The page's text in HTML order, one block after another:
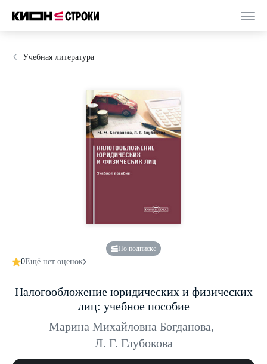
Учебная литература
По подписке
0Ещё нет оценок
Налогообложение юридических и физических
лиц: учебное пособие
Марина Михайловна Богданова,
Л. Г. Глубокова